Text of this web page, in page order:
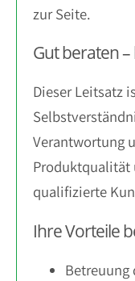
zur Seite.
Gut beraten
Dieser Leitsatz
Verantwortung
Produktqualität
qualifizierte
Ihre Vorteile